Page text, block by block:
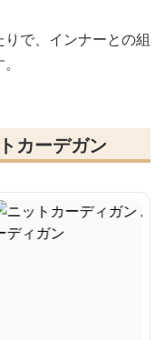
で、インナーとの組
カーデガン